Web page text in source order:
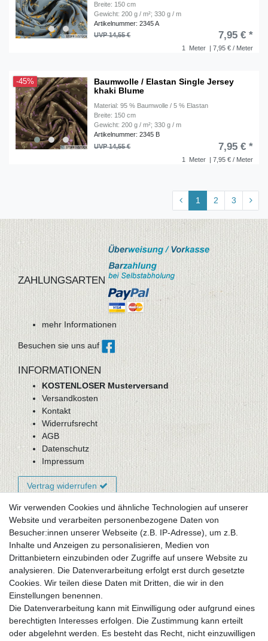
Breite: 150 cm
Gewicht: 200 g / m²; 330 g / m
Artikelnummer: 2345 A
1 Meter | 7,95 € / Meter
UVP 14,55 € 7,95 € *
-45%
Baumwolle / Elastan Single Jersey
khaki Blume
Material: 95 % Baumwolle / 5 % Elastan
Breite: 150 cm
Gewicht: 200 g / m²; 330 g / m
Artikelnummer: 2345 B
1 Meter | 7,95 € / Meter
UVP 14,55 € 7,95 € *
1 2 3
ZAHLUNGSARTEN
mehr Informationen
Besuchen sie uns auf
INFORMATIONEN
KOSTENLOSER Musterversand
Versandkosten
Kontakt
Widerrufsrecht
AGB
Datenschutz
Impressum
Vertrag widerrufen
Newsletter-Anmeldung
FAQ / Fragen
Mein Warenkorb
Mein Merkzettel
Mein Konto
UNSER LADENGESCHÄFT
Gottlieb-Daimler-Str. 10
33334 Gütersloh
Wir verwenden Cookies und ähnliche Technologien auf unserer
Website und verarbeiten personenbezogene Daten von
Besucher:innen unserer Webseite (z.B. IP-Adresse), um z.B.
Inhalte und Anzeigen zu personalisieren, Medien von
Drittanbietern einzubinden oder Zugriffe auf unsere Website zu
analysieren. Die Datenverarbeitung erfolgt erst durch gesetzte
Cookies. Wir teilen diese Daten mit Dritten, die wir in den
Einstellungen benennen.
Die Datenverarbeitung kann mit Einwilligung oder aufgrund eines
berechtigten Interesses erfolgen. Die Zustimmung kann erteilt
oder abgelehnt werden. Es besteht das Recht, nicht einzuwilligen